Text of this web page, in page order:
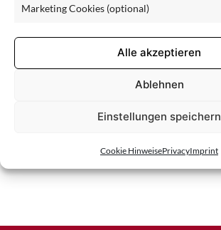
Marketing Cookies (optional)
Alle akzeptieren
Ablehnen
Einstellungen speichern
Cookie HinweisePrivacyImprint